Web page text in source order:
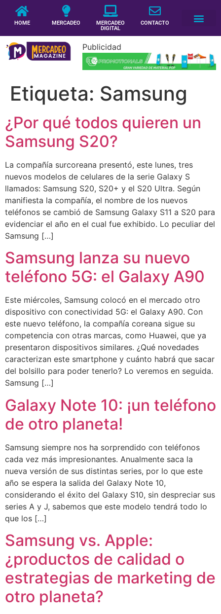
HOME MERCADEO
MERCADEO
DIGITAL
CONTACTO
Publicidad
Etiqueta: Samsung
¿Por qué todos quieren un
Samsung S20?
La compañía surcoreana presentó, este lunes, tres
nuevos modelos de celulares de la serie Galaxy S
llamados: Samsung S20, S20+ y el S20 Ultra. Según
manifiesta la compañía, el nombre de los nuevos
teléfonos se cambió de Samsung Galaxy S11 a S20 para
evidenciar el año en el cual fue exhibido. Lo peculiar del
Samsung […]
Samsung lanza su nuevo
teléfono 5G: el Galaxy A90
Este miércoles, Samsung colocó en el mercado otro
dispositivo con conectividad 5G: el Galaxy A90. Con
este nuevo teléfono, la compañía coreana sigue su
competencia con otras marcas, como Huawei, que ya
presentaron dispositivos similares. ¿Qué novedades
caracterizan este smartphone y cuánto habrá que sacar
del bolsillo para poder tenerlo? Lo veremos en seguida.
Samsung […]
Galaxy Note 10: ¡un teléfono
de otro planeta!
Samsung siempre nos ha sorprendido con teléfonos
cada vez más impresionantes. Anualmente saca la
nueva versión de sus distintas series, por lo que este
año se espera la salida del Galaxy Note 10,
considerando el éxito del Galaxy S10, sin despreciar sus
series A y J, sabemos que este modelo tendrá todo lo
que los […]
Samsung vs. Apple:
¿productos de calidad o
estrategias de marketing de
otro planeta?